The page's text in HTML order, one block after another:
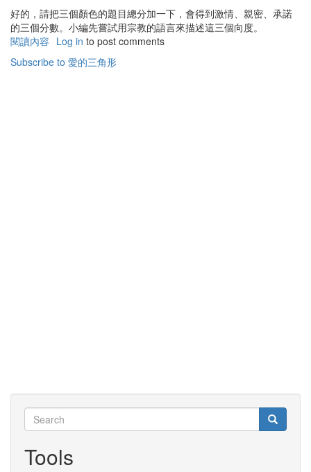
好的，請把三個顏色的題目總分加一下，會得到激情、親密、承諾
的三個分數。小編先嘗試用宗教的語言來描述這三個向度。
閱讀內容 有
愛
Log in to post comments
Subscribe to 愛的三角形
Search
Search Search
Tools